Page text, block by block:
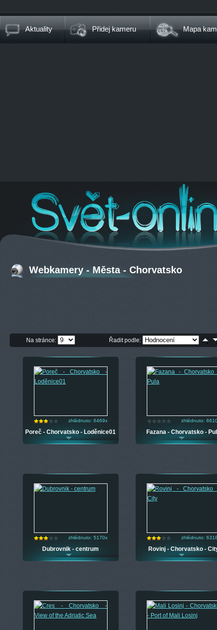
Aktuality Přidej kameru Mapa
Webkamery - Města - Chorvatsko
Na stránce: Řadit podle:
zhlédnuto: 6469x
Poreč - Chorvatsko - Loděnice01
zhlédnuto:
Fazana - Chorvatsko -
zhlédnuto: 5170x
Dubrovnik - centrum
zhlédnuto:
Rovinj - Chorvatsko -